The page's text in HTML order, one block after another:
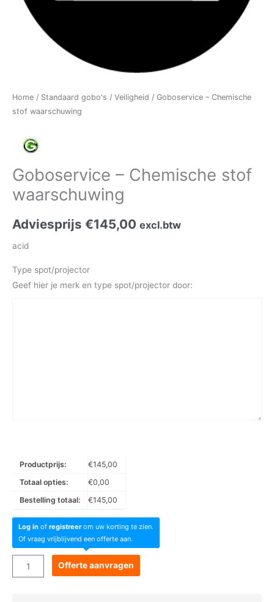
Home / Standaard gobo's / Veiligheid / Goboservice – Chemische
stof waarschuwing
Goboservice – Chemische stof
waarschuwing
Adviesprijs €145,00 excl.btw
acid
Type spot/projector
Geef hier je merk en type spot/projector door:
Productprijs: €145,00
Totaal opties:
€0,00
Bestelling totaal:
€145,00
Log in of registreerom uw korting te zien.
Of vraag vrijblijvend een offerte aan.
Goboservice
-
Offerte aanvragen